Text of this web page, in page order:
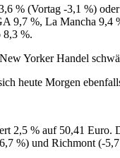
% (Vortag -3,1 %)
9,7 %, La Mancha
8,3 %.
Yorker Handel
heute Morgen
2,5 % auf 50,41 Euro.
%) und Richmont (-